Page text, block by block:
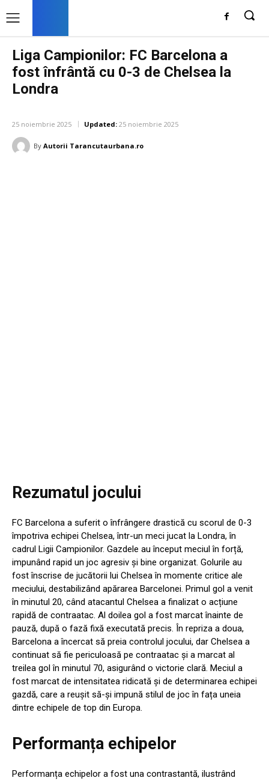
Liga Campionilor: FC Barcelona a
fost înfrântă cu 0-3 de Chelsea la
Londra
25 noiembrie 2025 Updated: 25 noiembrie 2025
By Autorii Tarancutaurbana.ro
Rezumatul jocului
FC Barcelona a suferit o înfrângere drastică cu scorul de 0-3
împotriva echipei Chelsea, într-un meci jucat la Londra, în
cadrul Ligii Campionilor. Gazdele au început meciul în forță,
impunând rapid un joc agresiv și bine organizat. Golurile au
fost înscrise de jucătorii lui Chelsea în momente critice ale
meciului, destabilizând apărarea Barcelonei. Primul gol a venit
în minutul 20, când atacantul Chelsea a finalizat o acțiune
rapidă de contraatac. Al doilea gol a fost marcat înainte de
pauză, după o fază fixă executată precis. În repriza a doua,
Barcelona a încercat să preia controlul jocului, dar Chelsea a
continuat să fie periculoasă pe contraatac și a marcat al
treilea gol în minutul 70, asigurând o victorie clară. Meciul a
fost marcat de intensitatea ridicată și de determinarea echipei
gazdă, care a reușit să-și impună stilul de joc în fața uneia
dintre echipele de top din Europa.
Performanța echipelor
Performanța echipelor a fost una contrastantă, ilustrând